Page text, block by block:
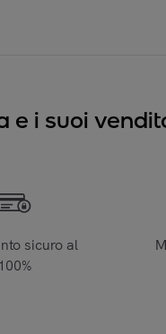
e i suoi
sicuro al
100%